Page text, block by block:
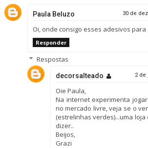
Paula Beluzo 30 de
Oi, onde consigo esses adesivos para
Responder
Respostas
decorsalteado 2 de
Oie Paula,
Na internet experimenta
no mercado livre, veja se o
(estrelinhas verdes)...uma
dizer..
Beijos,
Grazi